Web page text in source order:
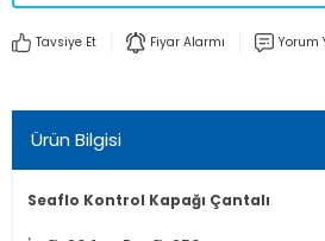
Tavsiye Et Fiyar Alarmı Yorum
Ürün Bilgisi
Seaflo Kontrol Kapağı Çantalı